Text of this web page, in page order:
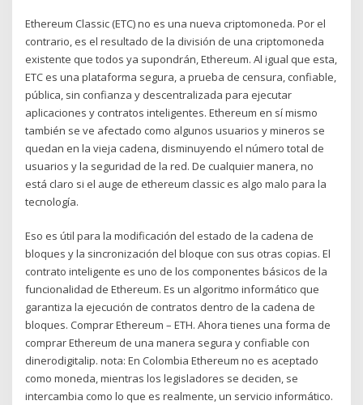
Ethereum Classic (ETC) no es una nueva criptomoneda. Por el
contrario, es el resultado de la división de una criptomoneda
existente que todos ya supondrán, Ethereum. Al igual que esta,
ETC es una plataforma segura, a prueba de censura, confiable,
pública, sin confianza y descentralizada para ejecutar
aplicaciones y contratos inteligentes. Ethereum en sí mismo
también se ve afectado como algunos usuarios y mineros se
quedan en la vieja cadena, disminuyendo el número total de
usuarios y la seguridad de la red. De cualquier manera, no
está claro si el auge de ethereum classic es algo malo para la
tecnología.
Eso es útil para la modificación del estado de la cadena de
bloques y la sincronización del bloque con sus otras copias. El
contrato inteligente es uno de los componentes básicos de la
funcionalidad de Ethereum. Es un algoritmo informático que
garantiza la ejecución de contratos dentro de la cadena de
bloques. Comprar Ethereum – ETH. Ahora tienes una forma de
comprar Ethereum de una manera segura y confiable con
dinerodigitalip. nota: En Colombia Ethereum no es aceptado
como moneda, mientras los legisladores se deciden, se
intercambia como lo que es realmente, un servicio informático.